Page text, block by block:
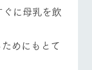
ツリーハウスや
ど、楽しみなが
ら学べる様々な
フラワーガーデン
に母乳を飲
めにもとて